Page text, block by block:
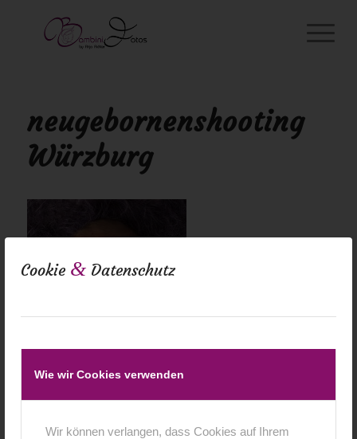
Cookie & Datenschutz
Wie wir Cookies verwenden
Wir können verlangen, dass Cookies auf Ihrem
neugebornenshooting
Würzburg